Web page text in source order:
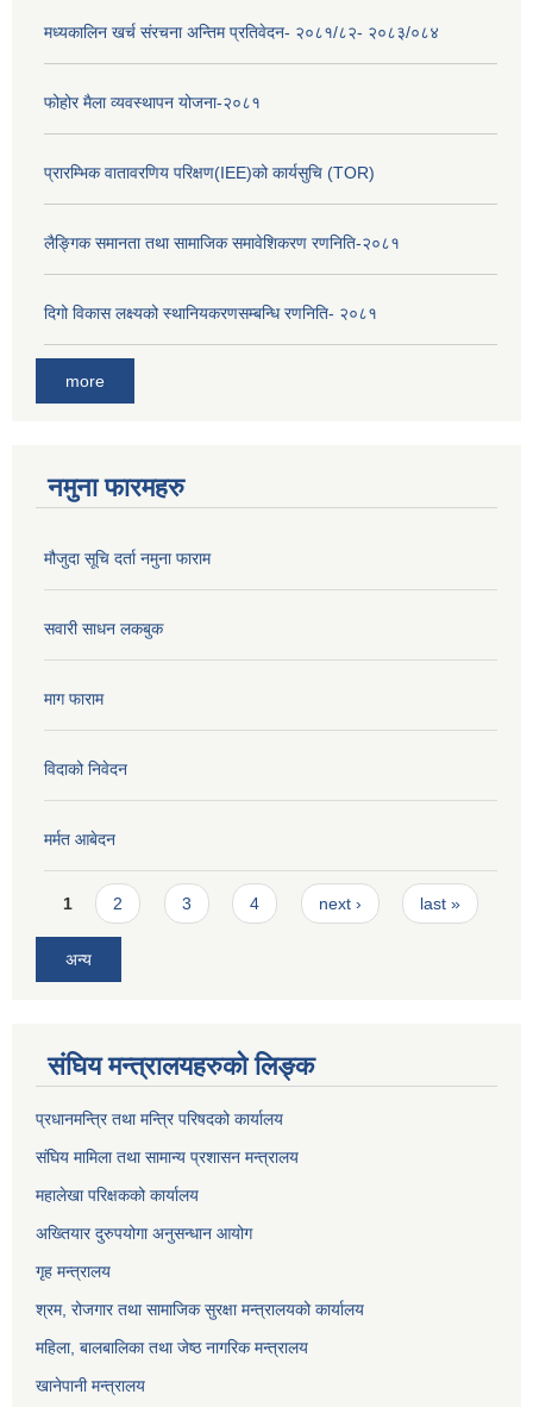
मध्यकालिन खर्च संरचना अन्तिम प्रतिवेदन- २०८१/८२- २०८३/०८४
फोहोर मैला व्यवस्थापन योजना-२०८१
प्रारम्भिक वातावरणिय परिक्षण(IEE)को कार्यसुचि (TOR)
लैङ्‍गिक समानता तथा सामाजिक समावेशिकरण रणनिति-२०८१
दिगो विकास लक्ष्यको स्थानियकरणसम्बन्धि रणनिति- २०८१
more
नमुना फारमहरु
मौजुदा सूचि दर्ता नमुना फाराम
सवारी साधन लकबुक
माग फाराम
विदाको निवेदन
मर्मत आबेदन
Pages
1 2 3 4 next › last »
अन्य
संघिय मन्त्रालयहरुको लिङ्‍क
प्रधानमन्त्रि तथा मन्त्रि परिषदको कार्यालय
संघिय मामिला तथा सामान्य प्रशासन मन्त्रालय
महालेखा परिक्षकको कार्यालय
अख्तियार दुरुपयोगा अनुसन्धान आयोग
गृह मन्त्रालय
श्रम, रोजगार तथा सामाजिक सुरक्षा मन्त्रालयको कार्यालय
महिला, बालबालिका तथा जेष्ठ नागरिक मन्त्रालय
खानेपानी मन्त्रालय